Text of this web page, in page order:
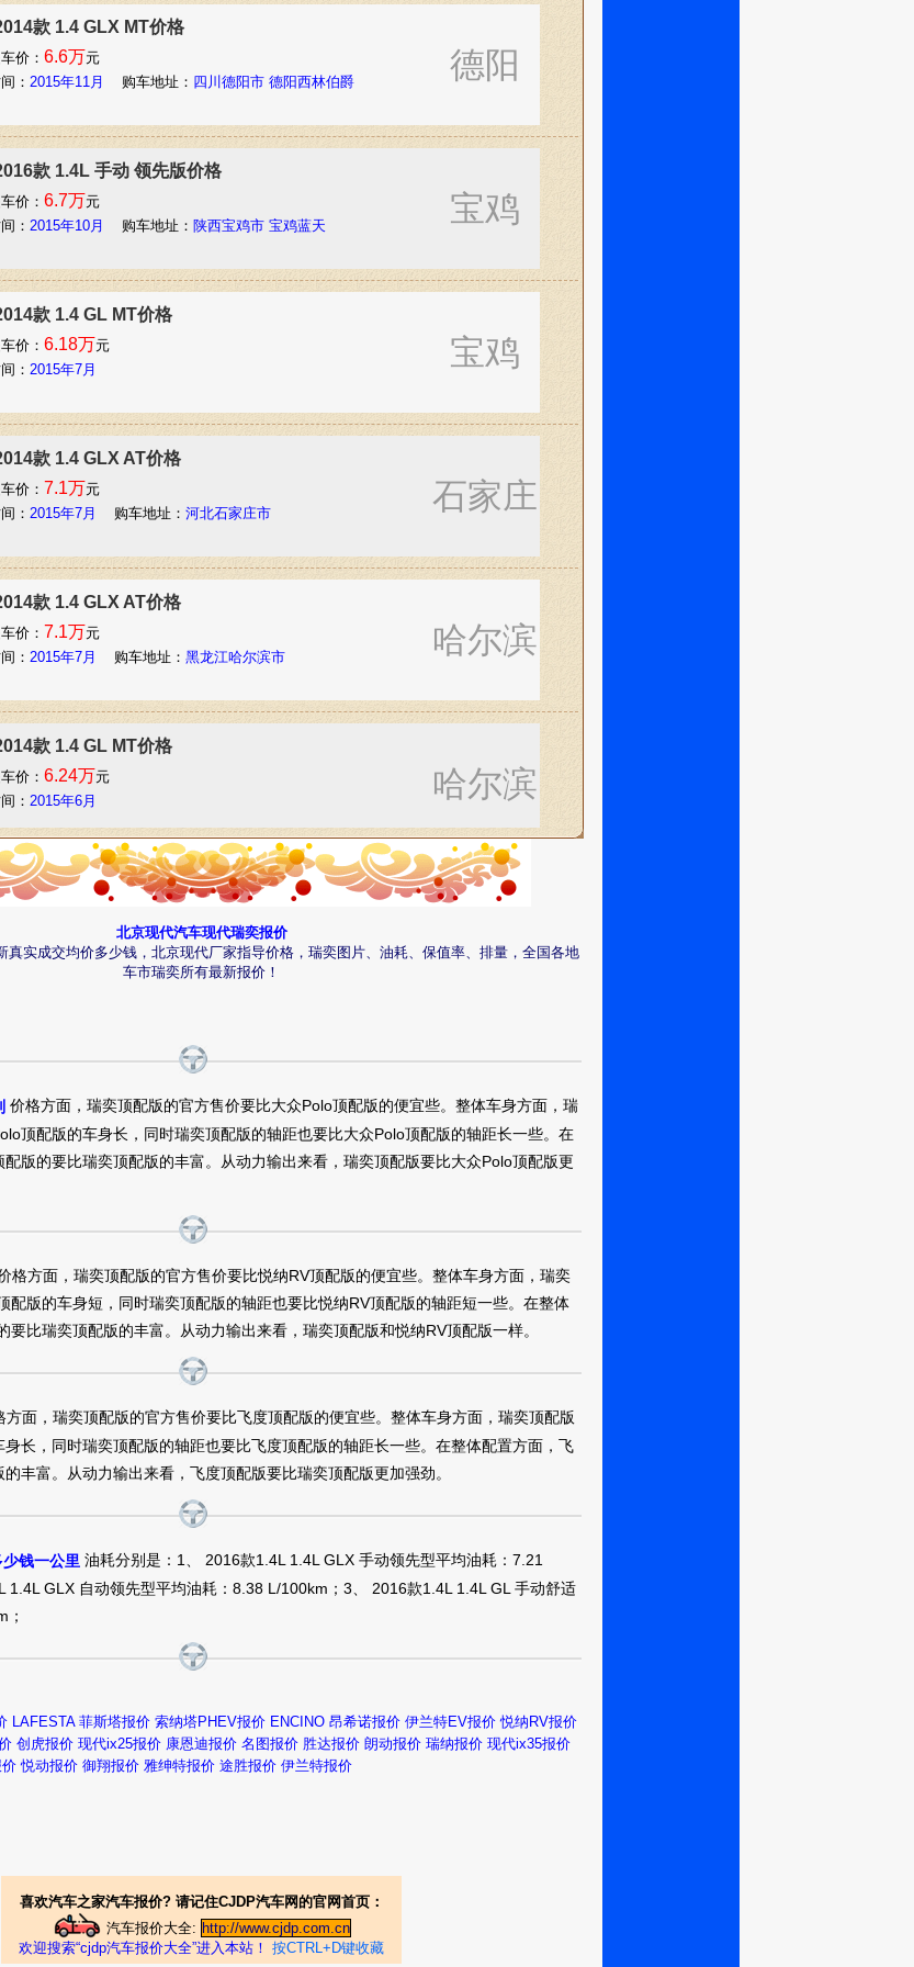
款 1.4 GLX MT价格
价： 6.6万元
： 2015年11月 购车地址： 四川德阳市 德阳西林伯爵 德阳
款 1.4L 手动 领先版价格
价： 6.7万元
： 2015年10月 购车地址： 陕西宝鸡市 宝鸡蓝天 宝鸡
款 1.4 GL MT价格
价： 6.18万元
： 2015年7月 宝鸡
款 1.4 GLX AT价格
价： 7.1万元
： 2015年7月 购车地址： 河北石家庄市 石家庄
款 1.4 GLX AT价格
价： 7.1万元
： 2015年7月 购车地址： 黑龙江哈尔滨市 哈尔滨
款 1.4 GL MT价格
价： 6.24万元
： 2015年6月 哈尔滨
款 1.4 GLX AT价格
：2015年6月 购车地址：山东济南市 润华北京现代
价：7.1万元
东莞
：2015年5月购车地址：湖北武汉市
款 1.4 GLX MT价格
：2015年5月
款 1.6 TOP AT价格
：2015年4月
款 1.4 GLX AT价格
：2015年4月购车地址：江苏徐州市 徐州苏驰现代
款 1.4 GLX AT价格
款 1.6 TOP AT价格
8.8万元
间：2015年1月
北京现代汽车现代瑞奕报价
真实成交均价多少钱，北京现代厂家指导价格，瑞奕图片、油耗、保值率、排量，全国各地
车市瑞奕所有最新报价！
价格方面，瑞奕顶配版的官方售价要比大众Polo顶配版的便宜些。整体车身方面，瑞
顶配版的车身长，同时瑞奕顶配版的轴距也要比大众Polo顶配版的轴距长一些。在
版的要比瑞奕顶配版的丰富。从动力输出来看，瑞奕顶配版要比大众Polo顶配版更
格方面，瑞奕顶配版的官方售价要比悦纳RV顶配版的便宜些。整体车身方面，瑞奕
配版的车身短，同时瑞奕顶配版的轴距也要比悦纳RV顶配版的轴距短一些。在整体
要比瑞奕顶配版的丰富。从动力输出来看，瑞奕顶配版和悦纳RV顶配版一样。
面，瑞奕顶配版的官方售价要比飞度顶配版的便宜些。整体车身方面，瑞奕顶配版
长，同时瑞奕顶配版的轴距也要比飞度顶配版的轴距长一些。在整体配置方面，飞
丰富。从动力输出来看，飞度顶配版要比瑞奕顶配版更加强劲。
钱一公里 油耗分别是：1、 2016款1.4L 1.4L GLX 手动领先型平均油耗：7.21
1.4L GLX 自动领先型平均油耗：8.38 L/100km；3、 2016款1.4L 1.4L GL 手动舒适
LAFESTA 菲斯塔报价 索纳塔PHEV报价 ENCINO 昂希诺报价 伊兰特EV报价 悦纳RV报价
创虎报价 现代ix25报价 康恩迪报价 名图报价 胜达报价 朗动报价 瑞纳报价 现代ix35报价
悦动报价 御翔报价 雅绅特报价 途胜报价 伊兰特报价
喜欢汽车之家汽车报价? 请记住CJDP汽车网的官网首页：
汽车报价大全: http://www.cjdp.com.cn
欢迎搜索“cjdp汽车报价大全”进入本站！ 按CTRL+D键收藏